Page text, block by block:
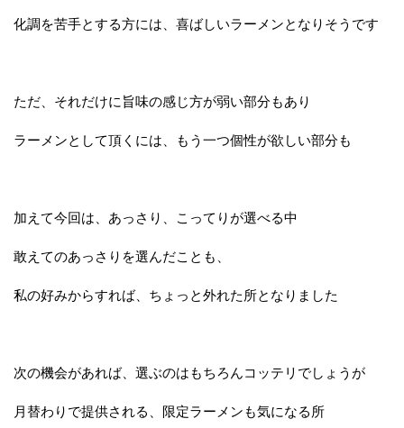
化調を苦手とする方には、喜ばしいラーメンとなりそうです
ただ、それだけに旨味の感じ方が弱い部分もあり
ラーメンとして頂くには、もう一つ個性が欲しい部分も
加えて今回は、あっさり、こってりが選べる中
敢えてのあっさりを選んだことも、
私の好みからすれば、ちょっと外れた所となりました
次の機会があれば、選ぶのはもちろんコッテリでしょうが
月替わりで提供される、限定ラーメンも気になる所